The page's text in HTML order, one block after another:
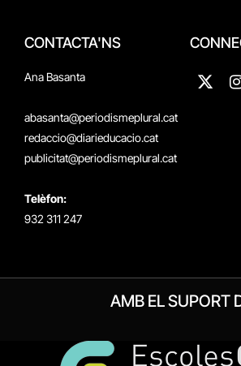
CONTACTA'NS
Ana Basanta
abasanta@periodismeplural.cat
redaccio@diarieducacio.cat
publicitat@periodismeplural.cat
Telèfon:
932 311 247
X
AMB EL SUPORT